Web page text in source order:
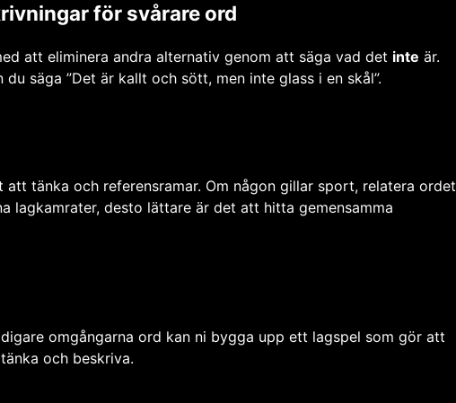
för svårare ord
att eliminera andra alternativ genom att säga vad det inte är.
du säga ”Det är kallt och sött, men inte glass i en skål”.
att tänka och referensramar. Om någon gillar sport, relatera ordet
lagkamrater, desto lättare är det att hitta gemensamma
omgångarna ord kan ni bygga upp ett lagspel som gör att
och beskriva.